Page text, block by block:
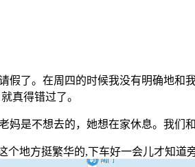
假了。在周四的时候我没有明确地
真得错过了。
妈是不想去的，她想在家休息。我们
地方挺繁华的,下车好一会儿才知道